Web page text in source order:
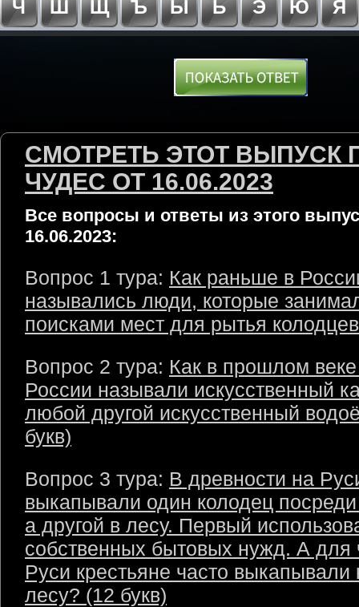
Ч
Ш Щ Ъ Ы Ь Э Ю Я
СМОТРЕТЬ ЭТОТ ВЫПУСК
ЧУДЕС ОТ 16.06.2023
Все вопросы и ответы из этого
16.06.2023:
Вопрос 1 тура: Как раньше в
назывались люди, которые
поисками мест для рытья
Вопрос 2 тура: Как в прошлом
России называли искусственный
любой другой искусственный
букв)
Вопрос 3 тура: В древности на
выкапывали один колодец
а другой в лесу. Первый
собственных бытовых нужд. А для
Руси крестьяне часто выкапывали
лесу? (12 букв)